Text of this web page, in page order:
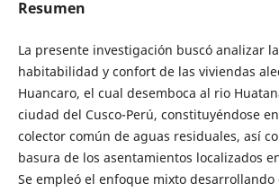
Resumen
La presente investigación buscó analizar
habitabilidad y confort de las viviendas
Huancaro, el cual desemboca al rio
ciudad del Cusco-Perú, constituyéndose
colector común de aguas residuales, así
basura de los asentamientos localizados
Se empleó el enfoque mixto desarrollando